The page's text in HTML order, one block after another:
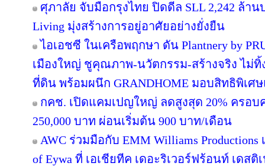
ศุภาลัย จับมือกรุงไทย ปิดดีล SLL 2,242 ล้าน
Living มุ่งสร้างการอยู่อาศัยอย่างยั่งยืน
ไอเอชซี ในเครือพฤกษา ดัน Plantnery by
เมืองใหญ่ ชูคุณภาพ-นวัตกรรม-สร้างจริง ไม่ทิ้
ที่ดิน พร้อมผนึก GRANDHOME มอบสิทธิพิเศ
กคช. เปิดแคมเปญใหญ่ ลดสูงสุด 20% ครอบ
250,000 บาท ผ่อนเริ่มต้น 900 บาท/เดือน
AWC ร่วมมือกับ EMM Williams Productions
of Eywa ที่ เอเชียทีค เดอะริเวอร์ฟร้อนท์ เดสติ